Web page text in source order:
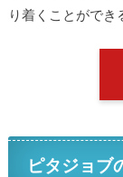
り着くことができ
ピタジョブ